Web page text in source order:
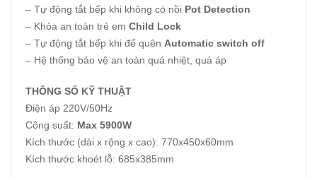
– Tự động tắt bếp khi không có nồi Pot Detection
– Khóa an toàn trẻ em Child Lock
– Tự động tắt bếp khi để quên Automatic switch off
– Hệ thống bảo vệ an toàn quá nhiệt, quá áp
THÔNG SỐ KỸ THUẬT
Điện áp 220V/50Hz
Công suất: Max 5900W
Kích thước (dài x rộng x cao): 770x450x60mm
Kích thước khoét lỗ: 685x385mm